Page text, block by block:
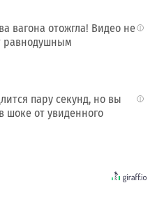
i
вагона отожгла! Видео не
равнодушным
i
пару секунд, но вы
шоке от увиденного